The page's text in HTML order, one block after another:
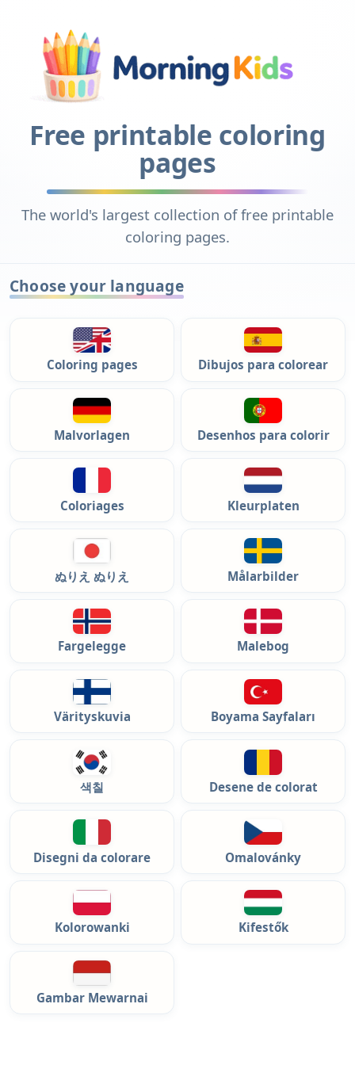
Free printable coloring
pages
The world's largest collection of free printable
coloring pages.
Choose your language
Coloring pages Dibujos para colorear
Malvorlagen Desenhos para colorir
Coloriages Kleurplaten
ぬりえ ぬりえ Målarbilder
Fargelegge Malebog
Värityskuvia Boyama Sayfaları
색칠 Desene de colorat
Disegni da colorare Omalovánky
Kolorowanki Kifestők
Gambar Mewarnai